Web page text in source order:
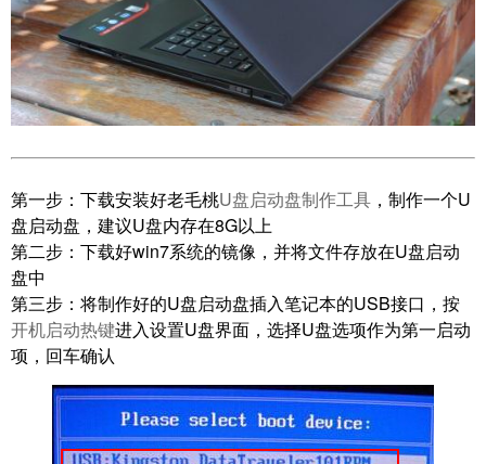
第一步：下载安装好老毛桃U盘启动盘制作工具 ，制作一个U
盘启动盘，建议U盘内存在8G以上
第二步：下载好win7系统的镜像，并将文件存放在U盘启动
盘中
第三步：将制作好的U盘启动盘插入笔记本的USB接口，按
开机启动热键进入设置U盘界面，选择U盘选项作为第一启动
项，回车确认